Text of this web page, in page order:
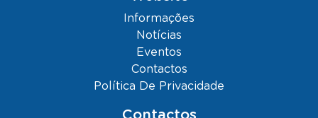
Informações
Notícias
Eventos
Contactos
Política De Privacidade
Contactos